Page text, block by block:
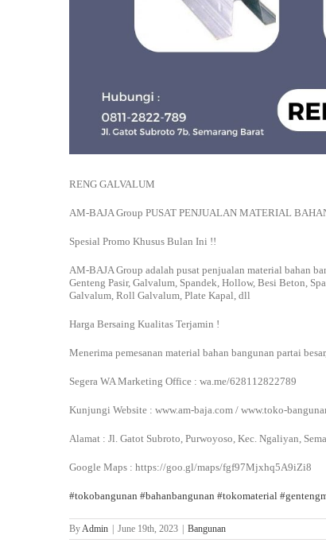
RENG GALVALUM
AM-BAJA Group PUSAT PENJUALAN MATERIAL
Spesial Promo Khusus Bulan Ini !!
AM-BAJA Group adalah pusat penjualan material bahan
Genteng Pasir, Galvalum, Spandek, Hollow, Besi Beton,
Galvalum, Roll Galvalum, Plate Kapal, dll
Harga Bersaing Kualitas Terjamin !
Menerima pemesanan material bahan bangunan partai
Segera WA Marketing Office : wa.me/628112822789
Kunjungi Website : www.am-baja.com / www.toko-
Alamat : Jl. Gatot Subroto, Purwoyoso, Kec. Ngaliyan,
Google Maps : https://goo.gl/maps/fgf97Mjxhq5A9iZi8
#tokobangunan #bahanbangunan #tokomaterial
ByAdmin | June 19th, 2023 | Bangunan